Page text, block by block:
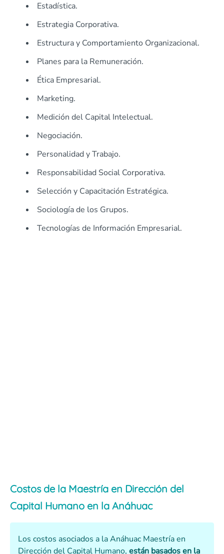
Estadística.
Estrategia Corporativa.
Estructura y Comportamiento Organizacional.
Planes para la Remuneración.
Ética Empresarial.
Marketing.
Medición del Capital Intelectual.
Negociación.
Personalidad y Trabajo.
Responsabilidad Social Corporativa.
Selección y Capacitación Estratégica.
Sociología de los Grupos.
Tecnologías de Información Empresarial.
Costos de la Maestría en Dirección del
Capital Humano en la Anáhuac
Los costos asociados a la Anáhuac Maestría en
Dirección del Capital Humano, están basados en la